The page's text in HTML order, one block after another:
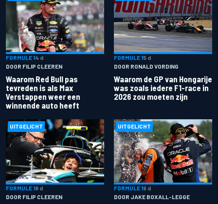
FORMULE 14 d
DOOR FILIP CLEEREN
Waarom Red Bull pas
tevreden is als Max
Verstappen weer een
winnende auto heeft
FORMULE 15 d
DOOR RONALD VORDING
Waarom de GP van Hongarije
was zoals iedere F1-race in
2026 zou moeten zijn
UITGELICHT
FORMULE 18 d
DOOR FILIP CLEEREN
UITGELICHT
FORMULE 19 d
DOOR JAKE BOXALL-LEGGE